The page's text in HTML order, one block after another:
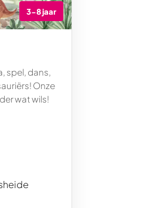
3-8 jaar
spel, dans,
Onze
wat wils!